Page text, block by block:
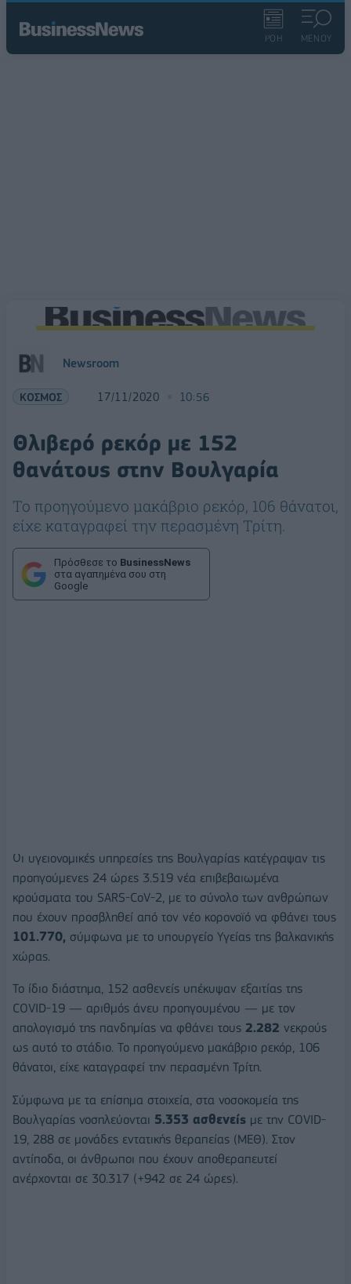
ΡΟΗ ΜΕΝΟΥ
Newsroom
ΚΟΣΜΟΣ 17/11/2020 10:56
Θλιβερό ρεκόρ με 152
θανάτους στην Βουλγαρία
Το προηγούμενο μακάβριο ρεκόρ, 106 θάνατοι,
είχε καταγραφεί την περασμένη Τρίτη.
Πρόσθεσε το BusinessNews
στα αγαπημένα σου στη
Google
Οι υγειονομικές υπηρεσίες της Βουλγαρίας κατέγραψαν τις
προηγούμενες 24 ώρες 3.519 νέα επιβεβαιωμένα
κρούσματα του SARS-CoV-2, με το σύνολο των ανθρώπων
που έχουν προσβληθεί από τον νέο κορονοϊό να φθάνει τους
101.770, σύμφωνα με το υπουργείο Υγείας της βαλκανικής
χώρας.
Το ίδιο διάστημα, 152 ασθενείς υπέκυψαν εξαιτίας της
COVID-19 — αριθμός άνευ προηγουμένου — με τον
απολογισμό της πανδημίας να φθάνει τους 2.282 νεκρούς
ως αυτό το στάδιο. Το προηγούμενο μακάβριο ρεκόρ, 106
θάνατοι, είχε καταγραφεί την περασμένη Τρίτη.
Σύμφωνα με τα επίσημα στοιχεία, στα νοσοκομεία της
Βουλγαρίας νοσηλεύονται 5.353 ασθενείς με την COVID-
19, 288 σε μονάδες εντατικής θεραπείας (ΜΕΘ). Στον
αντίποδα, οι άνθρωποι που έχουν αποθεραπευτεί
ανέρχονται σε 30.317 (+942 σε 24 ώρες).